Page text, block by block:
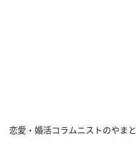
恋愛・婚活コラムニストのやま